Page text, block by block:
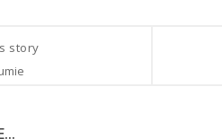
story